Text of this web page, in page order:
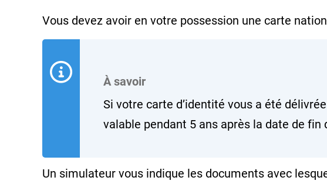
Vous devez avoir en votre possession une carte
À savoir
Si votre carte d’identité vous a été
valable pendant 5 ans après la date de fin
Un simulateur vous indique les documents avec